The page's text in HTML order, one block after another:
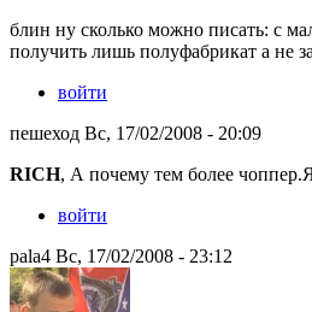
блин ну сколько можно писать: с
получить лишь полуфабрикат а не
войти
пешеход Вс, 17/02/2008 - 20:09
RICH, А почему тем более
войти
pala4 Вс, 17/02/2008 - 23:12